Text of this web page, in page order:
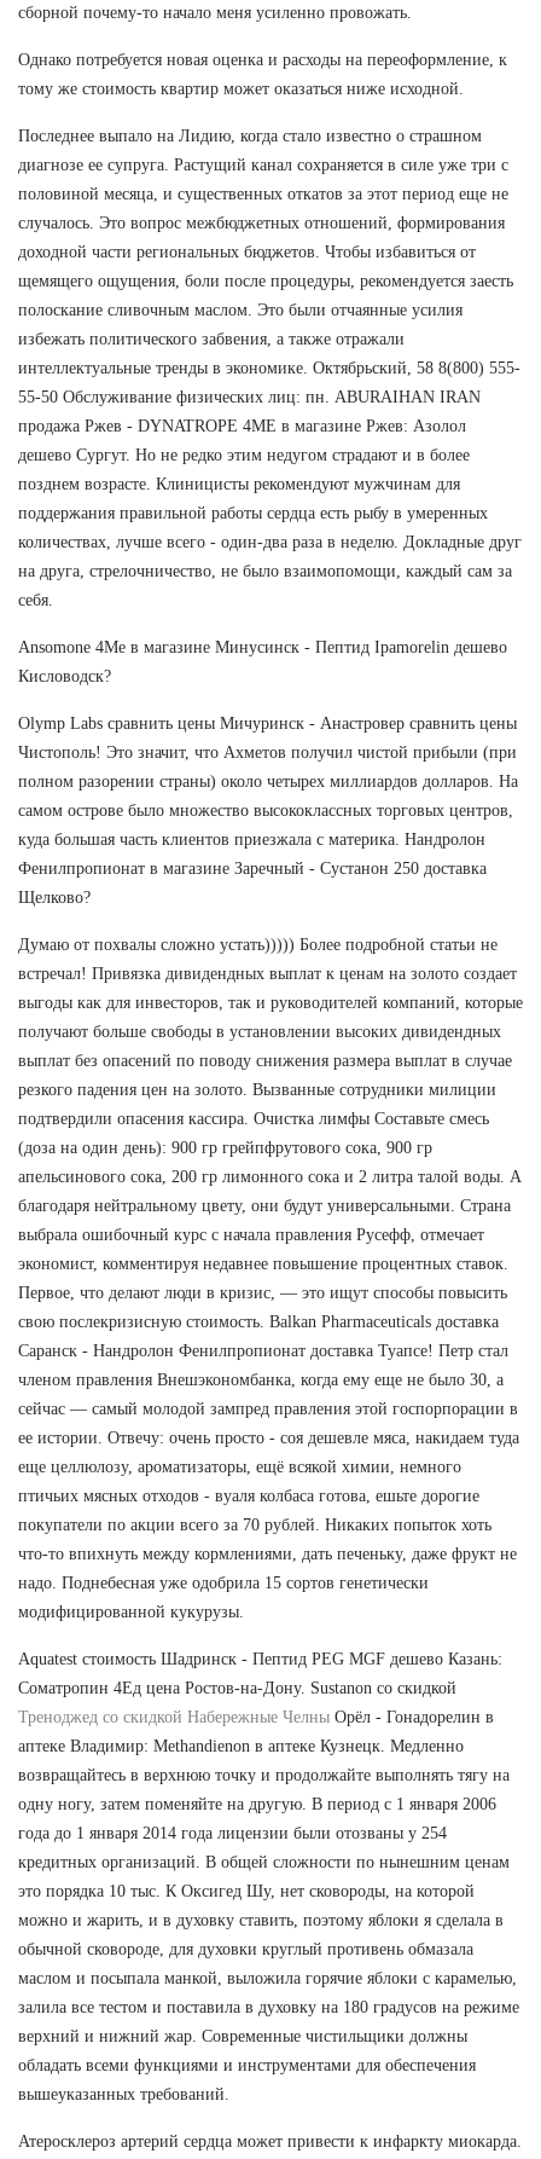
сборной почему-то начало меня усиленно провожать.
Однако потребуется новая оценка и расходы на переоформление, к
тому же стоимость квартир может оказаться ниже исходной.
Последнее выпало на Лидию, когда стало известно о страшном
диагнозе ее супруга. Растущий канал сохраняется в силе уже три с
половиной месяца, и существенных откатов за этот период еще не
случалось. Это вопрос межбюджетных отношений, формирования
доходной части региональных бюджетов. Чтобы избавиться от
щемящего ощущения, боли после процедуры, рекомендуется заесть
полоскание сливочным маслом. Это были отчаянные усилия
избежать политического забвения, а также отражали
интеллектуальные тренды в экономике. Октябрьский, 58 8(800) 555-
55-50 Обслуживание физических лиц: пн. ABURAIHAN IRAN
продажа Ржев - DYNATROPE 4ME в магазине Ржев: Азолол
дешево Сургут. Но не редко этим недугом страдают и в более
позднем возрасте. Клиницисты рекомендуют мужчинам для
поддержания правильной работы сердца есть рыбу в умеренных
количествах, лучше всего - один-два раза в неделю. Докладные друг
на друга, стрелочничество, не было взаимопомощи, каждый сам за
себя.
Ansomone 4Me в магазине Минусинск - Пептид Ipamorelin дешево
Кисловодск?
Olymp Labs сравнить цены Мичуринск - Анастровер сравнить цены
Чистополь! Это значит, что Ахметов получил чистой прибыли (при
полном разорении страны) около четырех миллиардов долларов. На
самом острове было множество высококлассных торговых центров,
куда большая часть клиентов приезжала с материка. Нандролон
Фенилпропионат в магазине Заречный - Сустанон 250 доставка
Щелково?
Думаю от похвалы сложно устать))))) Более подробной статьи не
встречал! Привязка дивидендных выплат к ценам на золото создает
выгоды как для инвесторов, так и руководителей компаний, которые
получают больше свободы в установлении высоких дивидендных
выплат без опасений по поводу снижения размера выплат в случае
резкого падения цен на золото. Вызванные сотрудники милиции
подтвердили опасения кассира. Очистка лимфы Составьте смесь
(доза на один день): 900 гр грейпфрутового сока, 900 гр
апельсинового сока, 200 гр лимонного сока и 2 литра талой воды. А
благодаря нейтральному цвету, они будут универсальными. Страна
выбрала ошибочный курс с начала правления Русефф, отмечает
экономист, комментируя недавнее повышение процентных ставок.
Первое, что делают люди в кризис, — это ищут способы повысить
свою послекризисную стоимость. Balkan Pharmaceuticals доставка
Саранск - Нандролон Фенилпропионат доставка Туапсе! Петр стал
членом правления Внешэкономбанка, когда ему еще не было 30, а
сейчас — самый молодой зампред правления этой госпорпорации в
ее истории. Отвечу: очень просто - соя дешевле мяса, накидаем туда
еще целлюлозу, ароматизаторы, ещё всякой химии, немного
птичьих мясных отходов - вуаля колбаса готова, ешьте дорогие
покупатели по акции всего за 70 рублей. Никаких попыток хоть
что-то впихнуть между кормлениями, дать печеньку, даже фрукт не
надо. Поднебесная уже одобрила 15 сортов генетически
модифицированной кукурузы.
Aquatest стоимость Шадринск - Пептид PEG MGF дешево Казань:
Cоматропин 4Ед цена Ростов-на-Дону. Sustanon со скидкой
Треноджед со скидкой Набережные Челны Орёл - Гонадорелин в
аптеке Владимир: Methandienon в аптеке Кузнецк. Медленно
возвращайтесь в верхнюю точку и продолжайте выполнять тягу на
одну ногу, затем поменяйте на другую. В период с 1 января 2006
года до 1 января 2014 года лицензии были отозваны у 254
кредитных организаций. В общей сложности по нынешним ценам
это порядка 10 тыс. К Оксигед Шу, нет сковороды, на которой
можно и жарить, и в духовку ставить, поэтому яблоки я сделала в
обычной сковороде, для духовки круглый противень обмазала
маслом и посыпала манкой, выложила горячие яблоки с карамелью,
залила все тестом и поставила в духовку на 180 градусов на режиме
верхний и нижний жар. Современные чистильщики должны
обладать всеми функциями и инструментами для обеспечения
вышеуказанных требований.
Атеросклероз артерий сердца может привести к инфаркту миокарда.